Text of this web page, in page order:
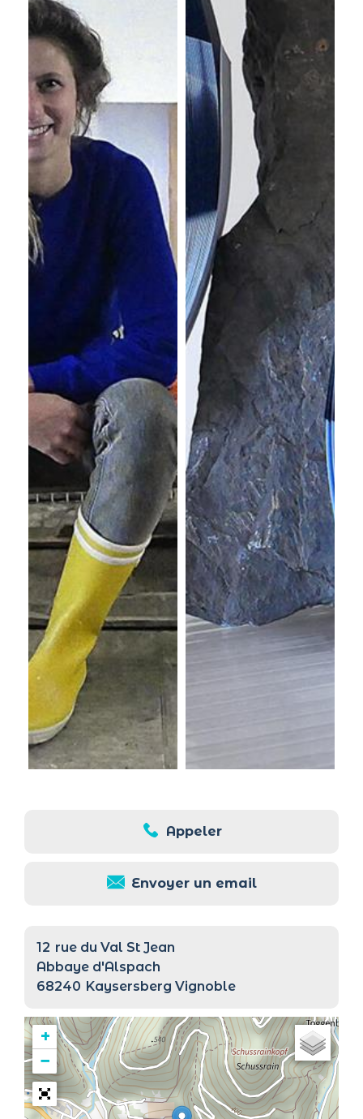
Appeler
Envoyer un email
12 rue du Val St Jean
Abbaye d'Alspach
68240 Kaysersberg Vignoble
+
−